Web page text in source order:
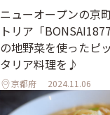
ニューオープンの京
トリア「
の地野菜を使ったピ
タリア料理を♪
京都府 2024.11.06